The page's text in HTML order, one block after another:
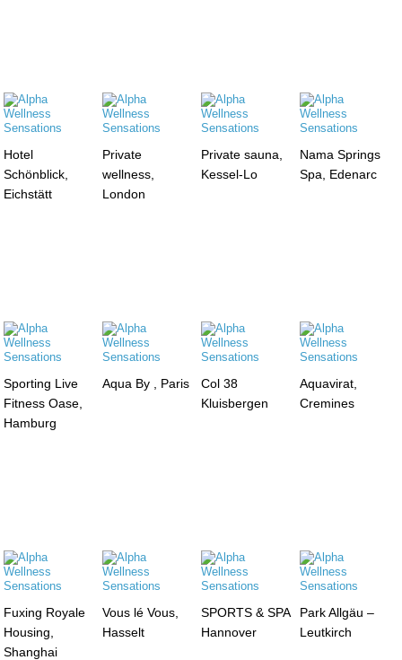
Hotel
Schönblick,
Eichstätt
Private
wellness,
London
Private sauna,
Kessel-Lo
Nama Springs
Spa, Edenarc
Sporting Live
Fitness Oase,
Hamburg
Aqua By , Paris
Col 38
Kluisbergen
Aquavirat,
Cremines
Fuxing Royale
Housing,
Shanghai
Vous lé Vous,
Hasselt
SPORTS & SPA
Hannover
Park Allgäu –
Leutkirch